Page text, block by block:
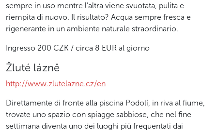
sempre in uso mentre l’altra viene svuotata, pulita e
riempita di nuovo. Il risultato? Acqua sempre fresca e
rigenerante in un ambiente naturale straordinario.
Ingresso 200 CZK / circa 8 EUR al giorno
Žluté lázně
http://www.zlutelazne.cz/en
Direttamente di fronte alla piscina Podolí, in riva al fiume,
trovate uno spazio con spiagge sabbiose, che nel fine
settimana diventa uno dei luoghi più frequentati dai